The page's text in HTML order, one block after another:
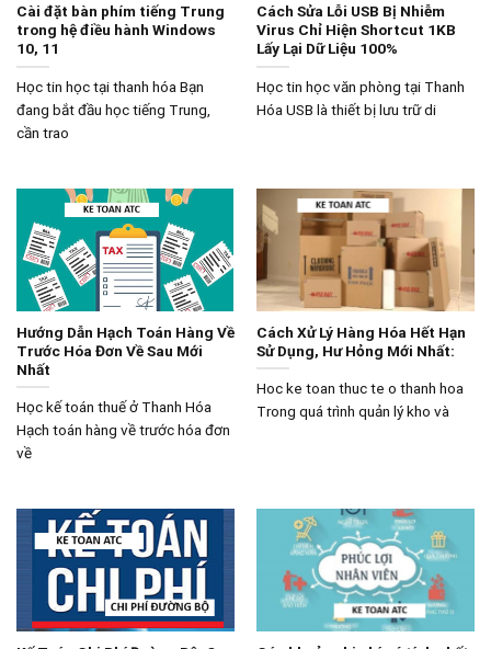
Cài đặt bàn phím tiếng Trung
trong hệ điều hành Windows
10, 11
Học tin học tại thanh hóa Bạn
đang bắt đầu học tiếng Trung,
cần trao
Cách Sửa Lỗi USB Bị Nhiễm
Virus Chỉ Hiện Shortcut 1KB
Lấy Lại Dữ Liệu 100%
Học tin học văn phòng tại Thanh
Hóa USB là thiết bị lưu trữ di
Hướng Dẫn Hạch Toán Hàng Về
Trước Hóa Đơn Về Sau Mới
Nhất
Học kế toán thuế ở Thanh Hóa
Hạch toán hàng về trước hóa đơn
về
Cách Xử Lý Hàng Hóa Hết Hạn
Sử Dụng, Hư Hỏng Mới Nhất:
Hoc ke toan thuc te o thanh hoa
Trong quá trình quản lý kho và